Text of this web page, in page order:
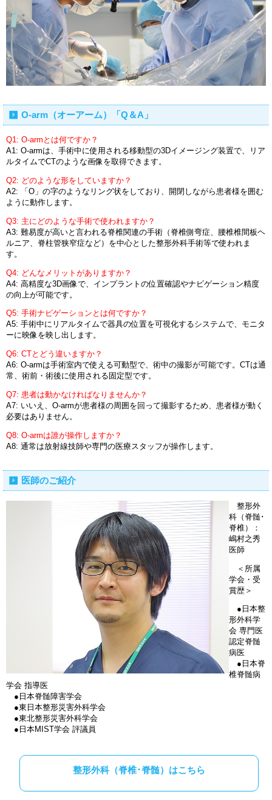
O-arm（オーアーム）「Q＆A」
Q1: O-armとは何ですか？
A1: O-armは、手術中に使用される移動型の3Dイメージング装置で、リア
ルタイムでCTのような画像を取得できます。
Q2: どのような形をしていますか？
A2: 「O」の字のようなリング状をしており、開閉しながら患者様を囲む
ように動作します。
Q3: 主にどのような手術で使われますか？
A3: 難易度が高いと言われる脊椎関連の手術（脊椎側弯症、腰椎椎間板ヘ
ルニア、脊柱管狭窄症など）を中心とした整形外科手術等で使われま
す。
Q4: どんなメリットがありますか？
A4: 高精度な3D画像で、インプラントの位置確認やナビゲーション精度
の向上が可能です。
Q5: 手術ナビゲーションとは何ですか？
A5: 手術中にリアルタイムで器具の位置を可視化するシステムで、モニタ
ーに映像を映し出します。
Q6: CTとどう違いますか？
A6: O-armは手術室内で使える可動型で、術中の撮影が可能です。CTは通
常、術前・術後に使用される固定型です。
Q7: 患者は動かなければなりませんか？
A7: いいえ、O-armが患者様の周囲を回って撮影するため、患者様が動く
必要はありません。
Q8: O-armは誰が操作しますか？
A8: 通常は放射線技師や専門の医療スタッフが操作します。
医師のご紹介
整形外
科（脊髄･
脊椎）：
嶋村之秀
医師
＜所属
学会・受
賞歴＞
●日本整
形外科学
会 専門医
認定脊髄
病医
●日本脊
椎脊髄病
学会 指導医
●日本脊髄障害学会
●東日本整形災害外科学会
●東北整形災害外科学会
●日本MIST学会 評議員
整形外科（脊椎･脊髄）はこちら